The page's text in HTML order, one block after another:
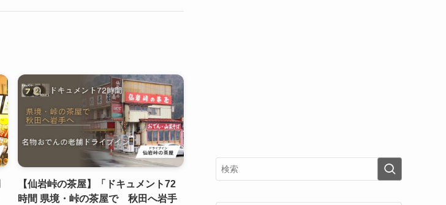
【仙岩峠の茶屋】「ドキュメント72
時間 県境・峠の茶屋で 秋田へ岩手